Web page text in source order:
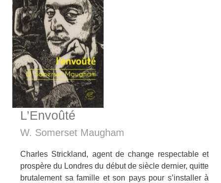
L’Envoûté
W. Somerset Maugham
Charles Strickland, agent de change respectable et
prospère du Londres du début de siècle dernier, quitte
brutalement sa famille et son pays pour s’installer à